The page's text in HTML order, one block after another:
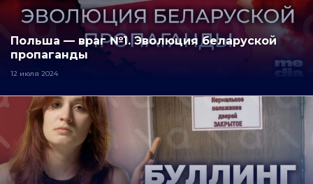
Польша — враг №1. Эволюция беларуской
пропаганды
12 июля 2024